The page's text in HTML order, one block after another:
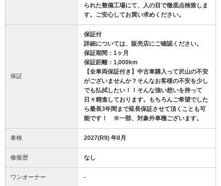
られた整備工場にて、人の目で徹底点検致しま
す。ご安心してお買い求めください。
保証
保証付
詳細については、販売店にご確認ください。
保証期間：1ヶ月
保証距離：1,000km
【全車両保証付き】中古車購入って沢山の不安
がございませんか？そんなお客様の不安を少し
でも払拭したい！！そんな強い想いを持って
日々精進しております。もちろんご希望でした
ら最長3年間まで延長保証させて頂くことも可
能です！ ※一部、対象外車種ございます。
車検 2027(R9) 年8月
修復歴 なし
ワンオーナー -